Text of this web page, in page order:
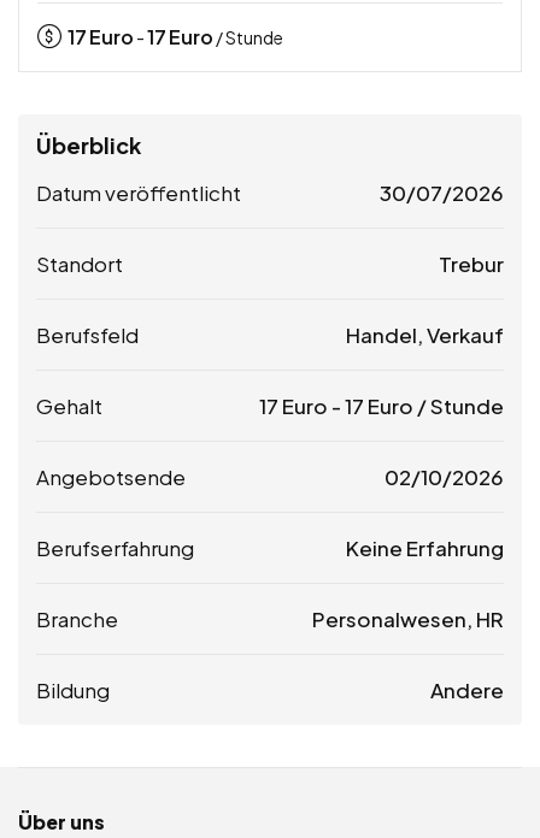
17Euro -17Euro / Stunde
Überblick
Datum veröffentlicht 30/07/2026
Standort Trebur
Berufsfeld Handel, Verkauf
Gehalt 17 Euro -17 Euro / Stunde
Angebotsende 02/10/2026
Berufserfahrung Keine Erfahrung
Branche Personalwesen, HR
Bildung Andere
Über uns